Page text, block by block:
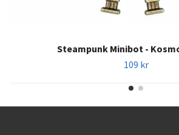
Steampunk Minibot -
109 kr